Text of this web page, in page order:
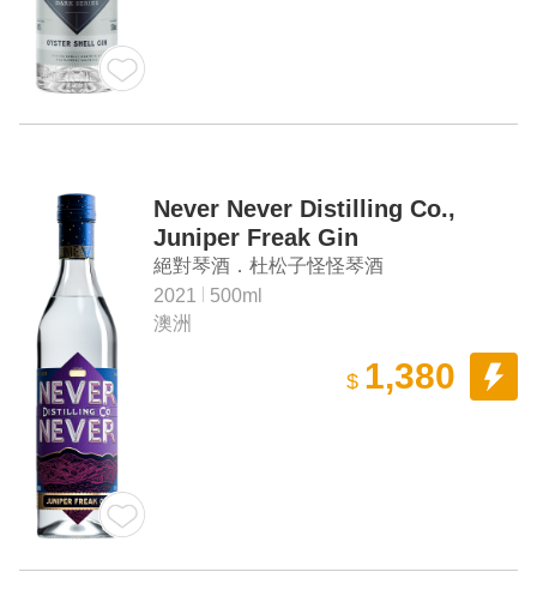
Never Never Distilling Co.,
Juniper Freak Gin
絕對琴酒．杜松子怪怪琴酒
2021
500ml
澳洲
$ 1,380